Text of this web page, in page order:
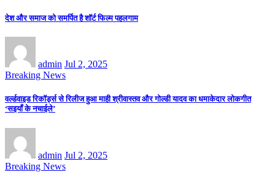
देश और समाज को समर्पित है शॉर्ट फिल्म पहलगाम
admin Jul 2, 2025
Breaking News
वर्ल्डवाइड रिकॉर्ड्स से रिलीज हुआ माही श्रीवास्तव और गोल्डी यादव का धमाकेदार लोकगीत
‘सइयाँ के नचाईले’
admin Jul 2, 2025
Breaking News